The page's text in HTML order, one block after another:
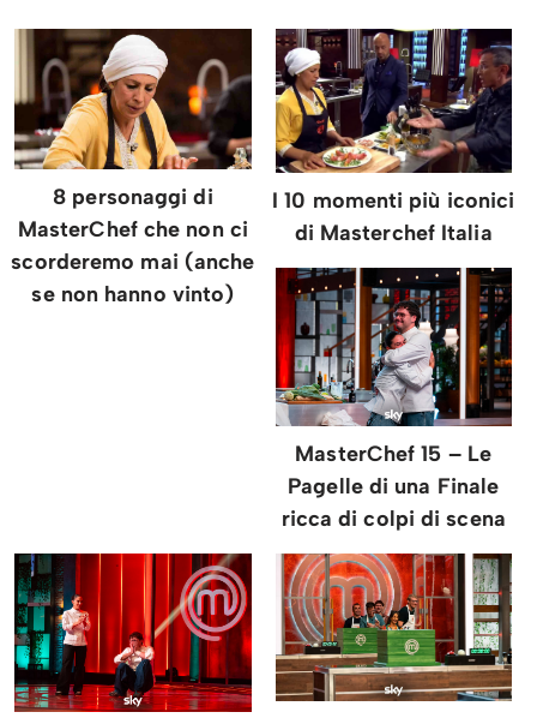
8 personaggi di
MasterChef che non ci
scorderemo mai (anche
se non hanno vinto)
I 10 momenti più iconici
di Masterchef Italia
MasterChef 15 – Le
Pagelle di una Finale
ricca di colpi di scena